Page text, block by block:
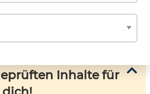
Inhalte für